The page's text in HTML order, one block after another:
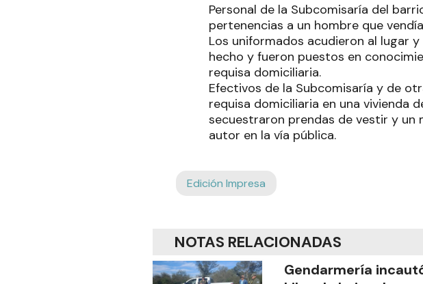
Personal de la Subcomisaría del
pertenencias a un hombre que
Los uniformados acudieron al lugar
hecho y fueron puestos en
requisa domiciliaria.
Efectivos de la Subcomisaría y de
requisa domiciliaria en una vivienda
secuestraron prendas de vestir y un
autor en la vía pública.
Edición Impresa
NOTAS RELACIONADAS
Gendarmería